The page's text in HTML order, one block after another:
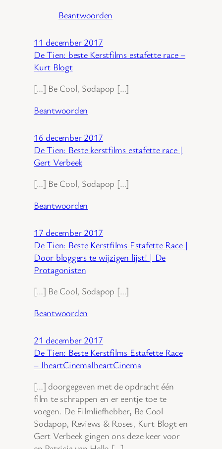
Beantwoorden
11 december 2017
De Tien: beste Kerstfilms estafette race –
Kurt Blogt
[…] Be Cool, Sodapop […]
Beantwoorden
16 december 2017
De Tien: Beste kerstfilms estafette race |
Gert Verbeek
[…] Be Cool, Sodapop […]
Beantwoorden
17 december 2017
De Tien: Beste Kerstfilms Estafette Race |
Door bloggers te wijzigen lijst! | De
Protagonisten
[…] Be Cool, Sodapop […]
Beantwoorden
21 december 2017
De Tien: Beste Kerstfilms Estafette Race
– IheartCinemaIheartCinema
[…] doorgegeven met de opdracht één
film te schrappen en er eentje toe te
voegen. De Filmliefhebber, Be Cool
Sodapop, Reviews & Roses, Kurt Blogt en
Gert Verbeek gingen ons deze keer voor